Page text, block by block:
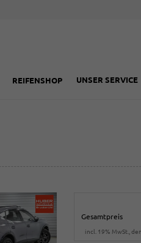
REIFENSHOP UNSER SERVICE
Gesamtpreis
incl. 19% MwSt.,